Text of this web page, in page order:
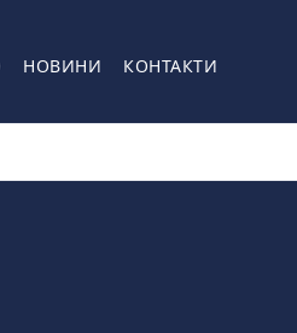
НОВИНИ КОНТАКТИ